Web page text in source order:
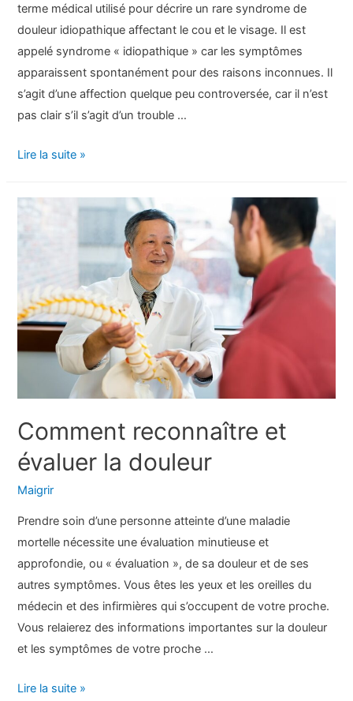
terme médical utilisé pour décrire un rare syndrome de
douleur idiopathique affectant le cou et le visage. Il est
appelé syndrome « idiopathique » car les symptômes
apparaissent spontanément pour des raisons inconnues. Il
s’agit d’une affection quelque peu controversée, car il n’est
pas clair s’il s’agit d’un trouble …
La
:
causes,
traitement
Lire la suite »
Comment reconnaître et
évaluer la douleur
Maigrir
Prendre soin d’une personne atteinte d’une maladie
mortelle nécessite une évaluation minutieuse et
approfondie, ou « évaluation », de sa douleur et de ses
autres symptômes. Vous êtes les yeux et les oreilles du
médecin et des infirmières qui s’occupent de votre proche.
Vous relaierez des informations importantes sur la douleur
et les symptômes de votre proche …
Comment
Lire la suite »